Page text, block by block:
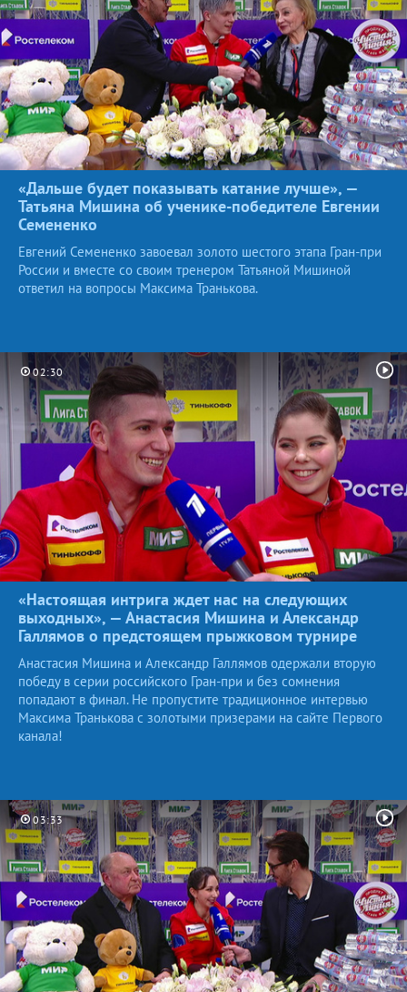
«Дальше будет показывать катание лучше», —
Татьяна Мишина об ученике-победителе Евгении
Семененко
Евгений Семененко завоевал золото шестого этапа Гран-при
России и вместе со своим тренером Татьяной Мишиной
ответил на вопросы Максима Транькова.
02:30
«Настоящая интрига ждет нас на следующих
выходных», — Анастасия Мишина и Александр
Галлямов о предстоящем прыжковом турнире
Анастасия Мишина и Александр Галлямов одержали вторую
победу в серии российского Гран-при и без сомнения
попадают в финал. Не пропустите традиционное интервью
Максима Транькова с золотыми призерами на сайте Первого
канала!
03:33